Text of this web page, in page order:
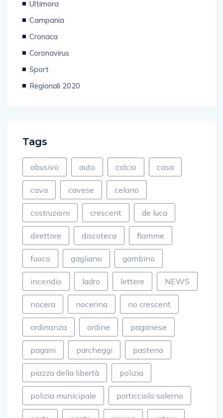
Campania
Cronaca
Coronavirus
Sport
Regionali 2020
abusivo auto calcio casa
cava cavese celano
costruzioni crescent de luca
direttore discoteca fiamme
fuoco gagliano gambino
incendio ladro lettere NEWS
nocera nocerina no crescent
ordinanza ordine paganese
pagani parcheggi pastena
piazza della libertà polizia
polizia municipale porticciolo salerno
porto poste rapina rotary